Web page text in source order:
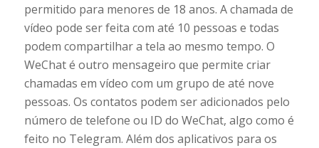
permitido para menores de 18 anos. A chamada de
vídeo pode ser feita com até 10 pessoas e todas
podem compartilhar a tela ao mesmo tempo. O
WeChat é outro mensageiro que permite criar
chamadas em vídeo com um grupo de até nove
pessoas. Os contatos podem ser adicionados pelo
número de telefone ou ID do WeChat, algo como é
feito no Telegram. Além dos aplicativos para os